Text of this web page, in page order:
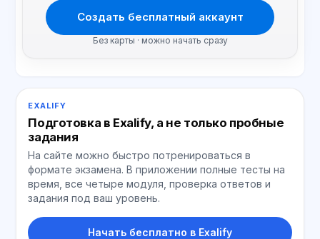
Создать бесплатный аккаунт
Без карты · можно начать сразу
EXALIFY
Подготовка в Exalify, а не только пробные
задания
На сайте можно быстро потренироваться в
формате экзамена. В приложении полные тесты на
время, все четыре модуля, проверка ответов и
задания под ваш уровень.
Начать бесплатно в Exalify